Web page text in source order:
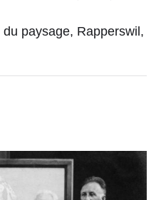
paysage, Rapperswil,